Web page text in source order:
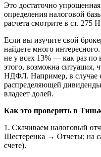
Это достаточно
определения налоговой
расчета смотрите в ст. 275
Если вы изучите свой
найдете много
не у всех 13% — как раз
этого, возможна ситуация,
НДФЛ. Например, в случае
распределяющей
владеет долей.
Как это проверить в
1. Скачиваем налоговый
Шестеренка → Отчеты; на
счете).